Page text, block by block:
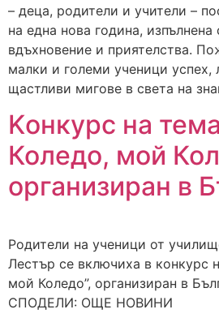
– деца, родители и учители –
на една нова година,
вдъхновение и приятелства.
малки и големи ученици успех,
щастливи мигове в света на
Kонкурс на
Коледо, мой
организиран в
Родители на ученици от
Лестър се включиха в конкурс
мой Коледо”, организиран в
СПОДЕЛИ: ОЩЕ НОВИНИ